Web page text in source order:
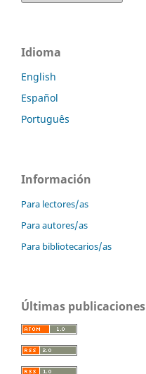
Idioma
English
Español
Português
Información
Para lectores/as
Para autores/as
Para bibliotecarios/as
Últimas publicaciones